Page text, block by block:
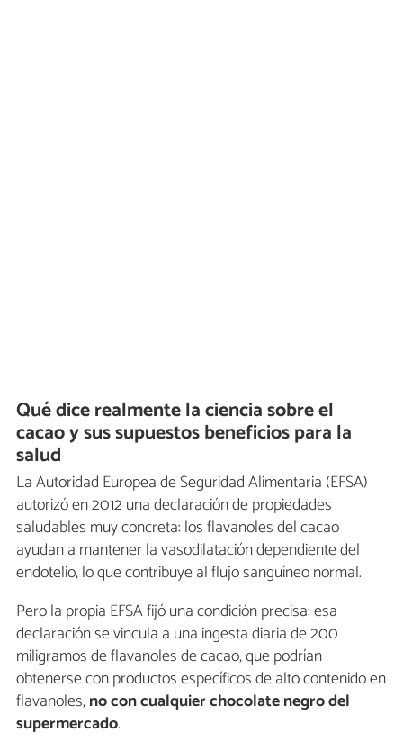
Qué dice realmente la ciencia sobre el
cacao y sus supuestos beneficios para la
salud
La Autoridad Europea de Seguridad Alimentaria (EFSA)
autorizó en 2012 una declaración de propiedades
saludables muy concreta: los flavanoles del cacao
ayudan a mantener la vasodilatación dependiente del
endotelio, lo que contribuye al flujo sanguíneo normal.
Pero la propia EFSA fijó una condición precisa: esa
declaración se vincula a una ingesta diaria de 200
miligramos de flavanoles de cacao, que podrían
obtenerse con productos específicos de alto contenido en
flavanoles,no con cualquier chocolate negro del
supermercado.